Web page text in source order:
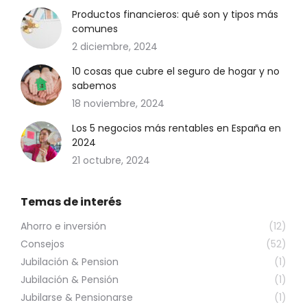
Productos financieros: qué son y tipos más
comunes
2 diciembre, 2024
10 cosas que cubre el seguro de hogar y no
sabemos
18 noviembre, 2024
Los 5 negocios más rentables en España en
2024
21 octubre, 2024
Temas de interés
Ahorro e inversión
(12)
Consejos
(52)
Jubilación & Pension
(1)
Jubilación & Pensión
(1)
Jubilarse & Pensionarse
(1)